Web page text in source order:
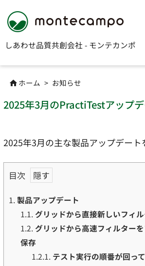
しあわせ品質共創会社 - モンテカンポ
 ホーム > お知らせ
2025年3月のPractiTestアップ
2025年3月の主な製品アップデート
目次
1.製品アップデート
1.1. グリッドから直接新しいフィ
1.2. グリッドから高速フィルター
保存
1.2.1. テスト実行の順番が回っ